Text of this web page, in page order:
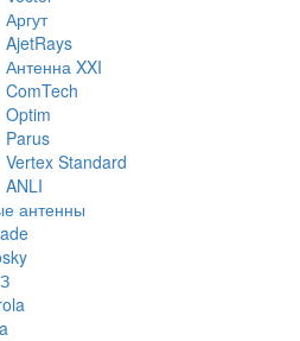
Аргут
AjetRays
Антенна XXI
ComTech
Optim
Parus
Vertex Standard
ANLI
антенны